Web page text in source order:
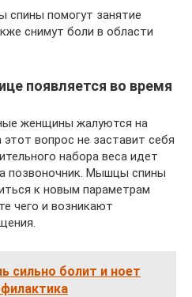
спины помогут занятие
снимут боли в области
появляется во время
женщины жалуются на
вопрос не заставит себя
набора веса идет
позвоночник. Мышцы спины
к новым параметрам
чего и возникают
сильно болит и ноет